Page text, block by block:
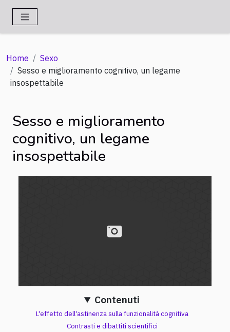
Home
Sexo
Sesso e miglioramento cognitivo, un legame
insospettabile
Sesso e miglioramento
cognitivo, un legame
insospettabile
Contenuti
L'effetto dell'astinenza sulla funzionalità cognitiva
Contrasti e dibattiti scientifici